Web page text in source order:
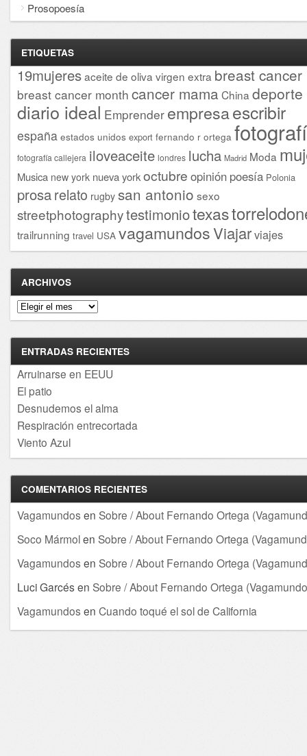
Prosopoesía
ETIQUETAS
19mujeresaceite de oliva virgen extra breast cancer
breast cancer month cancer mama China deporte
diario ideal Emprender empresaescribir
españa estados unidos export fernando r ortega
fotografía callejera iloveaceite londres lucha Madrid Moda
Musica new york nueva yorkoctubre opinión poesía Polonia
prosarelato rugby san antonio sexo
streetphotographytestimoniotexas
trailrunning travel USA vagamundosViajarviajes
ARCHIVOS
Archivos
ENTRADAS RECIENTES
Arruinarse en EEUU
El patio
Desnudemos el alma
Respiración entrecortada
Viento Azul
COMENTARIOS RECIENTES
Vagamundos en Sobre / About Fernando Ortega
Soco Mármolen Sobre / About Fernando Ortega
Vagamundos en Sobre / About Fernando Ortega
Luci Garcés en Sobre / About Fernando Ortega
Vagamundos en Cuando toqué el sol de California